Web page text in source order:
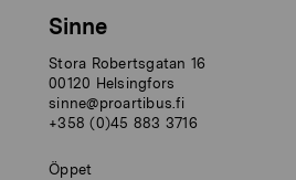
Sinne
Stora Robertsgatan 16
00120 Helsingfors
sinne@proartibus.fi
+358 (0)45 883 3716
Öppet